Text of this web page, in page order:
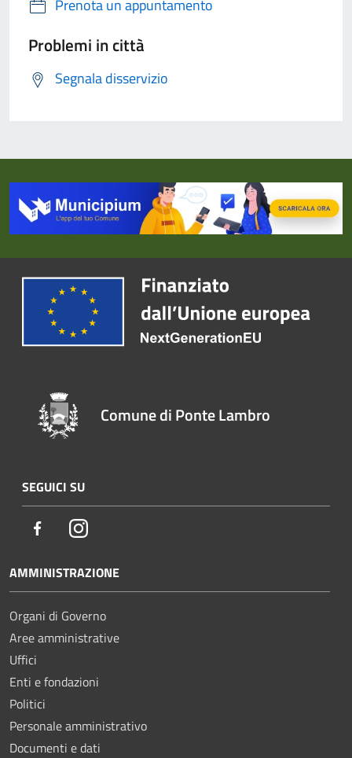
Prenota un appuntamento
Problemi in città
Segnala disservizio
Comune di Ponte Lambro
SEGUICI SU
FacebookInstagram
AMMINISTRAZIONE
Organi di Governo
Aree amministrative
Uffici
Enti e fondazioni
Politici
Personale amministrativo
Documenti e dati